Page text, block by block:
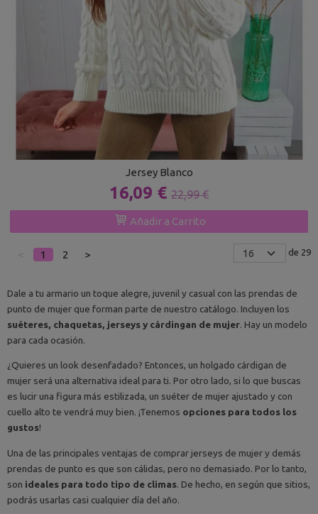
Jersey Blanco
16,09 € 22,99 €
Añadir a Carrito
1 2 > de 29
Dale a tu armario un toque alegre, juvenil y casual con las prendas de
punto de mujer que forman parte de nuestro catálogo. Incluyen los
suéteres, chaquetas, jerseys y cárdingan de mujer. Hay un modelo
para cada ocasión.
¿Quieres un look desenfadado? Entonces, un holgado cárdigan de
mujer será una alternativa ideal para ti. Por otro lado, si lo que buscas
es lucir una figura más estilizada, un suéter de mujer ajustado y con
cuello alto te vendrá muy bien. ¡Tenemos opciones para todos los
gustos!
Una de las principales ventajas de comprar jerseys de mujer y demás
prendas de punto es que son cálidas, pero no demasiado. Por lo tanto,
son ideales para todo tipo de climas. De hecho, en según que sitios,
podrás usarlas casi cualquier día del año.